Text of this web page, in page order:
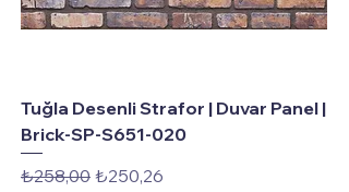
Tuğla Desenli Strafor | Duvar Panel |
Brick-SP-S651-020
Normal Fiyat
₺258,00 İndirimli Fiyat
₺250,26